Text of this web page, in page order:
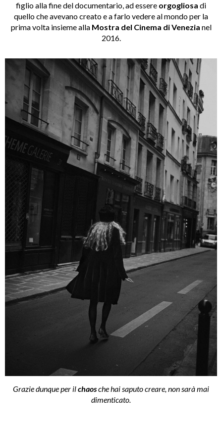
figlio alla fine del documentario, ad essere orgogliosa di
quello che avevano creato e a farlo vedere al mondo per la
prima volta insieme alla Mostra del Cinema di Venezia nel
2016.
Grazie dunque per ilchaosche hai saputo creare, non sarà mai
dimenticato.